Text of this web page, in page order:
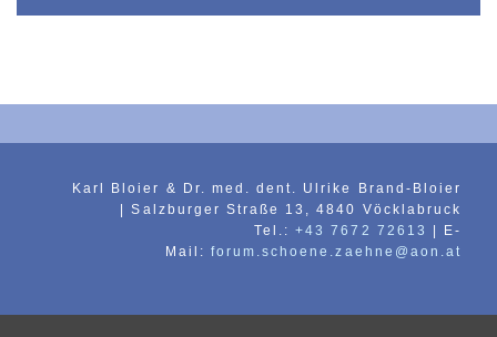
Karl Bloier & Dr. med. dent. Ulrike Brand-Bloier
| Salzburger Straße 13, 4840 Vöcklabruck
Tel.:+43 7672 72613
| E-
Mail: forum.schoene.zaehne@aon.at